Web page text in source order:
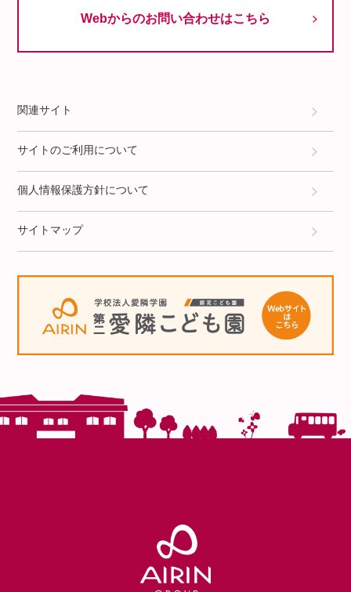
Webからのお問い合わせはこちら
関連サイト
サイトのご利用について
個人情報保護方針について
サイトマップ